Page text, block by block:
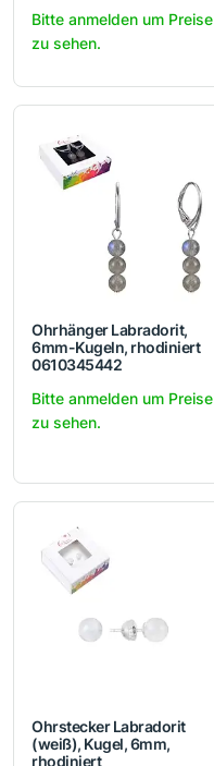
Bitte anmelden um Preise
zu sehen.
Ohrhänger Labradorit,
6mm-Kugeln, rhodiniert
0610345442
Bitte anmelden um Preise
zu sehen.
Ohrstecker Labradorit
(weiß), Kugel, 6mm,
rhodiniert